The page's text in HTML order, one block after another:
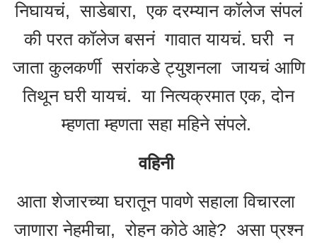
निघायचं, साडेबारा, एक दरम्यान कॉलेज संपलं
की परत कॉलेज बसनं गावात यायचं. घरी न
जाता कुलकर्णी सरांकडे ट्युशनला जायचं आणि
तिथून घरी यायचं. या नित्यक्रमात एक, दोन
म्हणता म्हणता सहा महिने संपले.
वहिनी
आता शेजारच्या घरातून पावणे सहाला विचारला
जाणारा नेहमीचा, रोहन कोठे आहे? असा प्रश्न